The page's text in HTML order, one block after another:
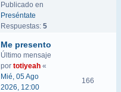
Publicado en
Preséntate
Respuestas: 5
Me presento
Último mensaje
por totiyeah «
Mié, 05 Ago
2026, 12:00
166